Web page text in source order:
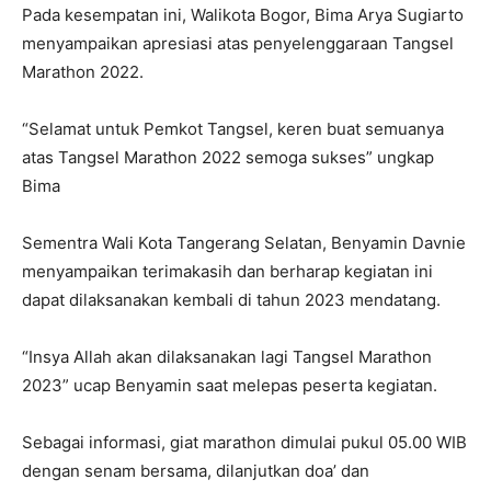
Pada kesempatan ini, Walikota Bogor, Bima Arya Sugiarto
menyampaikan apresiasi atas penyelenggaraan Tangsel
Marathon 2022.
“Selamat untuk Pemkot Tangsel, keren buat semuanya
atas Tangsel Marathon 2022 semoga sukses” ungkap
Bima
Sementra Wali Kota Tangerang Selatan, Benyamin Davnie
menyampaikan terimakasih dan berharap kegiatan ini
dapat dilaksanakan kembali di tahun 2023 mendatang.
“Insya Allah akan dilaksanakan lagi Tangsel Marathon
2023” ucap Benyamin saat melepas peserta kegiatan.
Sebagai informasi, giat marathon dimulai pukul 05.00 WIB
dengan senam bersama, dilanjutkan doa’ dan